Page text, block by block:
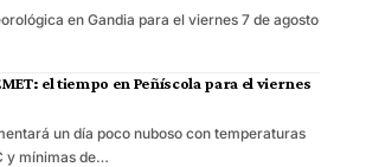
en Gandia para el viernes 7 de agosto
el tiempo en Peñíscola para el viernes
un día poco nuboso con temperaturas
y mínimas de…